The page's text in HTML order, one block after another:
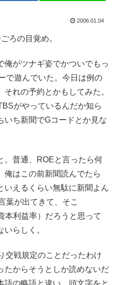
2006.01.04
ろの目覚め。
俺がツナギ姿でかついでもっ
で遊んでいた。今日は例の
れの予約とかもしてみた。
がやっているんだか知ら
いち新聞でGコードとか見な
。普通、ROEと言ったら何
俺はこの前新聞読んでたら
いえるくらい無駄に新聞よん
葉が出てきて、そこ
本利益率）だろうと思って
らしく。
交戦規定のことだったわけ
たからそうとしか読めないだ